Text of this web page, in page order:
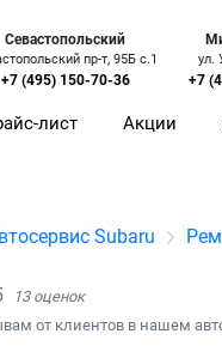
Севастопольский
пр-т, 95Б с.1
+7 (495) 150-70-36
ул.
+7
лист Акции
Subaru
13оценок
от клиентов в нашем